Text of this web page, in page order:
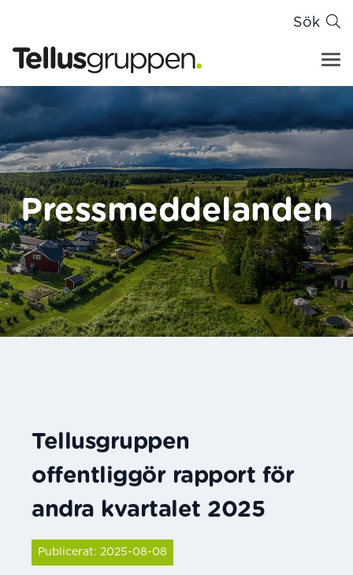
Sök
Hoppa till innehåll
Tellusgruppen
Pressmeddelanden
Tellusgruppen
offentliggör rapport för
andra kvartalet 2025
Publicerat: 2025-08-08